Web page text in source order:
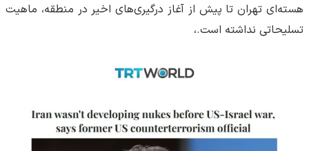
هسته‌ای تهران تا پیش از آغاز درگیری‌های اخیر در منطقه، ماهیت
تسلیحاتی نداشته است.،